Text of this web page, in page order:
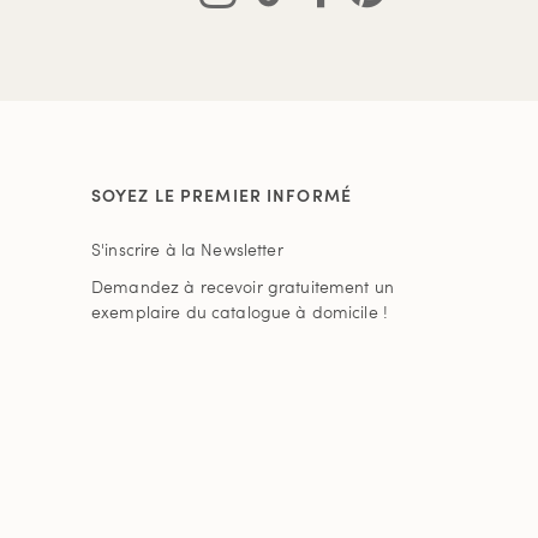
SOYEZ LE PREMIER INFORMÉ
S'inscrire à la Newsletter
Demandez à recevoir gratuitement un
exemplaire du catalogue à domicile !